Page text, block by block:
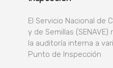
El Servicio Nacional de
y de Semillas
la auditoría interna a
Punto de Inspección